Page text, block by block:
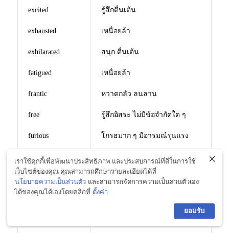
excited รู้สึกตื่นเต้น
exhausted เหนื่อยล้า
exhilarated สนุก ตื่นเต้น
fatigued เหนื่อยล้า
frantic หวาดกลัว ลนลาน
free รู้สึกอิสระ ไม่มีข้อจำกัดใด ๆ
furious โกรธมาก ๆ มีอารมณ์รุนแรง
gay รู้สึกเบิกบาน สำราญใจ
ดีใจ
gleeful
เราใช้คุกกี้เพื่อพัฒนาประสิทธิภาพ และประสบการณ์ที่ดีในการใช้
เว็บไซต์ของคุณ คุณสามารถศึกษารายละเอียดได้ที่
นโยบายความเป็นส่วนตัว และสามารถจัดการความเป็นส่วนตัวเอง
ได้ของคุณได้เองโดยคลิกที่ ตั้งค่า
ยอมรับ